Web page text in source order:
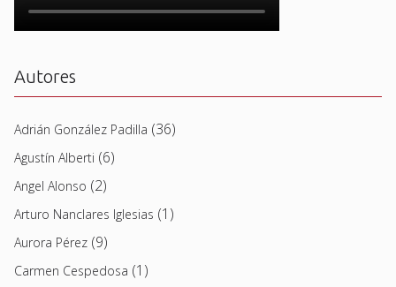
Autores
Adrián González Padilla (36)
Agustín Alberti (6)
Angel Alonso (2)
Arturo Nanclares Iglesias (1)
Aurora Pérez (9)
Carmen Cespedosa (1)